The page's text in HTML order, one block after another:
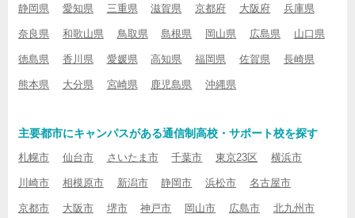
静岡県 愛知県 三重県 滋賀県 京都府 大阪府 兵庫県
奈良県 和歌山県 鳥取県 島根県 岡山県 広島県 山口県
徳島県 香川県 愛媛県 高知県 福岡県 佐賀県 長崎県
熊本県 大分県 宮崎県 鹿児島県 沖縄県
主要都市にキャンパスがある通信制高校・サポート校を探す
札幌市 仙台市 さいたま市 千葉市 東京23区 横浜市
川崎市 相模原市 新潟市 静岡市 浜松市 名古屋市
京都市 大阪市 堺市 神戸市 岡山市 広島市 北九州市